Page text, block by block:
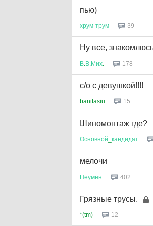
пью)
хрум-трум 39
Ну все, знакомлюсь
В В Мих 178
с/о с девушкой!!!!
banifasiu 15
Шиномонтаж где?
Основной кандидат
мелочи
Неумен 402
Грязные трусы.
*(tm) 12